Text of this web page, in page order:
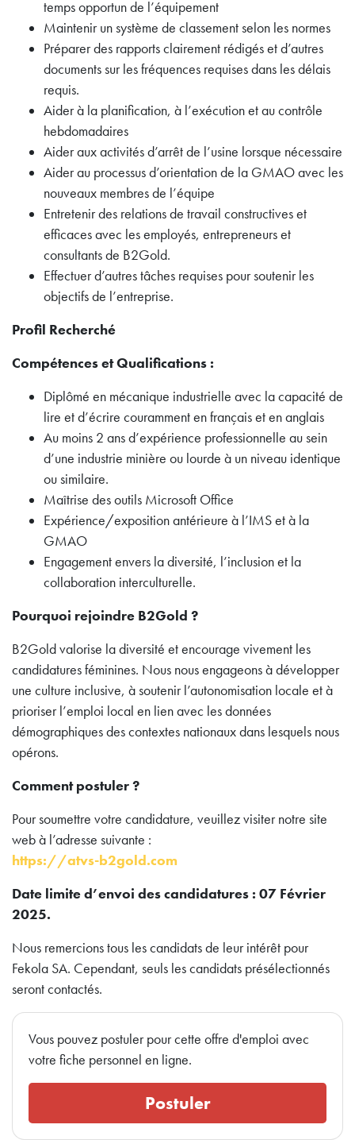
temps opportun de l’équipement
Maintenir un système de classement selon les normes
Préparer des rapports clairement rédigés et d’autres
documents sur les fréquences requises dans les délais
requis.
Aider à la planification, à l’exécution et au contrôle
hebdomadaires
Aider aux activités d’arrêt de l’usine lorsque nécessaire
Aider au processus d’orientation de la GMAO avec les
nouveaux membres de l’équipe
Entretenir des relations de travail constructives et
efficaces avec les employés, entrepreneurs et
consultants de B2Gold.
Effectuer d’autres tâches requises pour soutenir les
objectifs de l’entreprise.
Profil Recherché
Compétences et Qualifications :
Diplômé en mécanique industrielle avec la capacité de
lire et d’écrire couramment en français et en anglais
Au moins 2 ans d’expérience professionnelle au sein
d’une industrie minière ou lourde à un niveau identique
ou similaire.
Maîtrise des outils Microsoft Office
Expérience/exposition antérieure à l’IMS et à la
GMAO
Engagement envers la diversité, l’inclusion et la
collaboration interculturelle.
Pourquoi rejoindre B2Gold ?
B2Gold valorise la diversité et encourage vivement les
candidatures féminines. Nous nous engageons à développer
une culture inclusive, à soutenir l’autonomisation locale et à
prioriser l’emploi local en lien avec les données
démographiques des contextes nationaux dans lesquels nous
opérons.
Comment postuler ?
Pour soumettre votre candidature, veuillez visiter notre site
web à l’adresse suivante :
https://atvs-b2gold.com
Date limite d’envoi des candidatures : 07 Février
2025.
Nous remercions tous les candidats de leur intérêt pour
Fekola SA. Cependant, seuls les candidats présélectionnés
seront contactés.
Vous pouvez postuler pour cette offre d'emploi avec
votre fiche personnel en ligne.
Postuler